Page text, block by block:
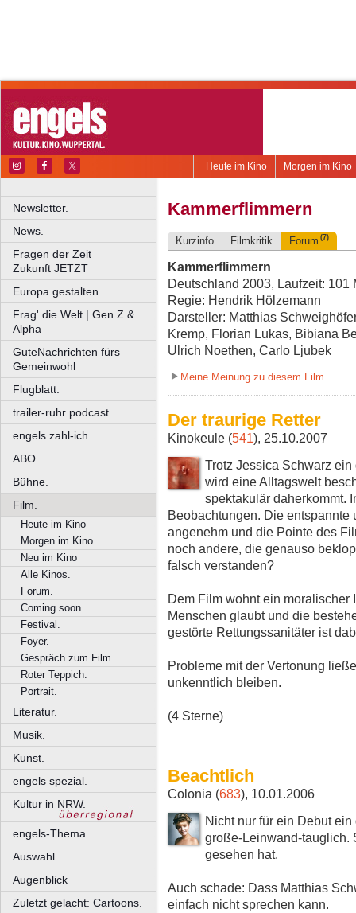
Morgen im Kino
Heute im Kino
Newsletter.
News.
Fragen der Zeit
Zukunft JETZT
Europa gestalten
Frag' die Welt | Gen Z &
Alpha
GuteNachrichten fürs
Gemeinwohl
Flugblatt.
trailer-ruhr podcast.
engels zahl-ich.
ABO.
Bühne.
Film.
Heute im Kino
Morgen im Kino
Neu im Kino
Alle Kinos.
Forum.
Coming soon.
Festival.
Foyer.
Gespräch zum Film.
Roter Teppich.
Portrait.
Literatur.
Musik.
Kunst.
engels spezial.
Kultur in NRW.
engels-Thema.
Auswahl.
Augenblick
Zuletzt gelacht: Cartoons.
Kammerflimmern
Kurzinfo Filmkritik Forum (7)
Kammerflimmern
Deutschland 2003, Laufzeit: 101
Regie: Hendrik Hölzemann
Darsteller: Matthias
Kremp, Florian Lukas, Bibiana
Ulrich Noethen, Carlo Ljubek
Meine Meinung zu diesem Film
Der traurige Retter
Kinokeule (541), 25.10.2007
Trotz Jessica Schwarz
wird eine Alltagswelt
spektakulär daherkommt.
Beobachtungen. Die
angenehm und die Pointe des
noch andere, die genauso
falsch verstanden?
Dem Film wohnt ein moralischer
Menschen glaubt und die
gestörte Rettungssanitäter ist
Probleme mit der Vertonung
unkenntlich bleiben.
(4 Sterne)
Beachtlich
Colonia (683), 10.01.2006
Nicht nur für ein Debut
große-Leinwand-tauglich.
gesehen hat.
Auch schade: Dass Matthias
einfach nicht sprechen kann.